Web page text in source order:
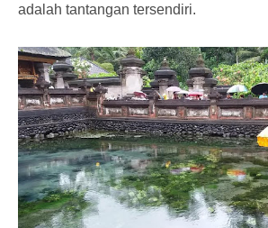
adalah tantangan tersendiri.